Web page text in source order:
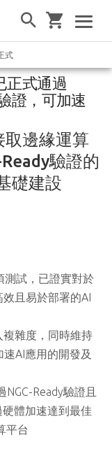
式通過 ”NVIDIA GPU
正式通過
證，可加速
取邊緣運算
驗證的
礎建設
測試，已證實對於
且易於部署的AI
複雜度，同時維持
AI應用的開發及
Ready驗證且
體加速達到最佳
平台